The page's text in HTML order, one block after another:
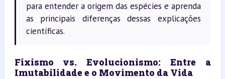
para entender a origem das espécies e aprenda
as principais diferenças dessas explicações
científicas.
Fixismo vs. Evolucionismo: Entre a
Imutabilidade e o Movimento da Vida